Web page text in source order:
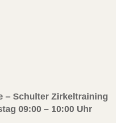
– Schulter Zirkeltraining
09:00 – 10:00 Uhr